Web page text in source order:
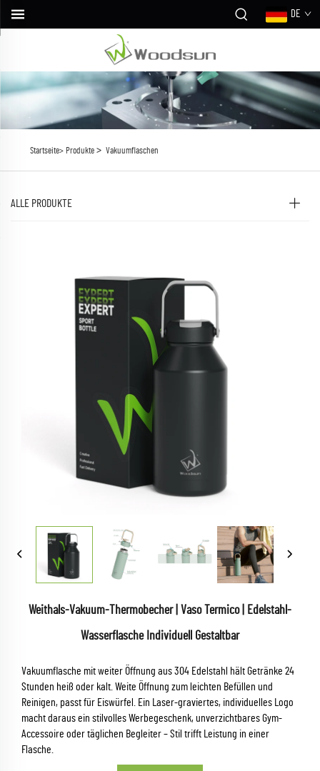
DE
Startseite> Produkte> Vakuumflaschen
ALLE PRODUKTE
Weithals-Vakuum-Thermobecher | Vaso Termico | Edelstahl-
Wasserflasche Individuell Gestaltbar
Vakuumflasche mit weiter Öffnung aus 304 Edelstahl hält Getränke 24
Stunden heiß oder kalt. Weite Öffnung zum leichten Befüllen und
Reinigen, passt für Eiswürfel. Ein Laser-graviertes, individuelles Logo
macht daraus ein stilvolles Werbegeschenk, unverzichtbares Gym-
Accessoire oder täglichen Begleiter – Stil trifft Leistung in einer
Flasche.